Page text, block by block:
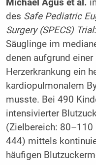
Michael Agus et al.
des Safe Pediatric
Surgery (SPECS) Trial
Säuglinge im
denen aufgrund
Herzerkrankung ein
kardiopulmonalem
musste. Bei 490
intensivierter
(Zielbereich:
444) mittels
häufigen